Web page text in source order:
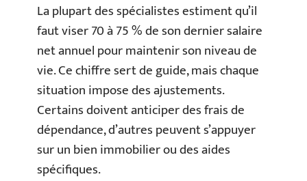
La plupart des spécialistes estiment qu’il
faut viser 70 à 75 % de son dernier salaire
net annuel pour maintenir son niveau de
vie. Ce chiffre sert de guide, mais chaque
situation impose des ajustements.
Certains doivent anticiper des frais de
dépendance, d’autres peuvent s’appuyer
sur un bien immobilier ou des aides
spécifiques.